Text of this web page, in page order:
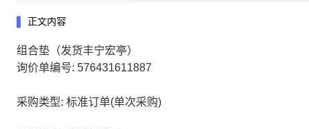
正文内容
组合垫（发货丰宁宏亭）
询价单编号: 576431611887
采购类型: 标准订单(单次采购)